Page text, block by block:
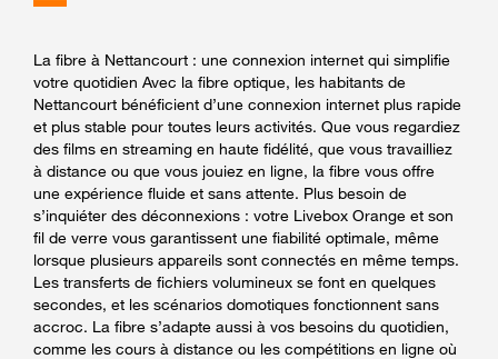
La fibre à Nettancourt : une connexion internet qui simplifie
votre quotidien Avec la fibre optique, les habitants de
Nettancourt bénéficient d’une connexion internet plus rapide
et plus stable pour toutes leurs activités. Que vous regardiez
des films en streaming en haute fidélité, que vous travailliez
à distance ou que vous jouiez en ligne, la fibre vous offre
une expérience fluide et sans attente. Plus besoin de
s’inquiéter des déconnexions : votre Livebox Orange et son
fil de verre vous garantissent une fiabilité optimale, même
lorsque plusieurs appareils sont connectés en même temps.
Les transferts de fichiers volumineux se font en quelques
secondes, et les scénarios domotiques fonctionnent sans
accroc. La fibre s’adapte aussi à vos besoins du quotidien,
comme les cours à distance ou les compétitions en ligne où